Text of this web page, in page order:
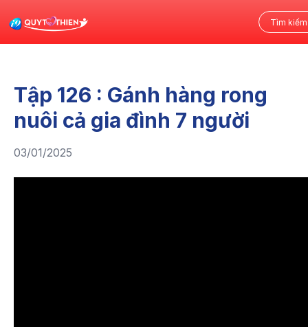
Tập 126 : Gánh hàng rong
nuôi cả gia đình 7 người
03/01/2025